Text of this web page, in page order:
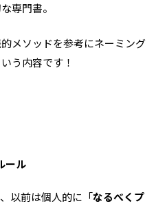
専門書。
メソッドを参考にネーミング
う内容です！
ール
以前は個人的に「なるべくプ